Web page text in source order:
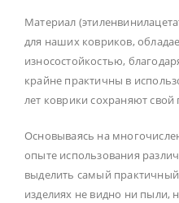
Материал
для наших ковриков,
износостойкостью,
крайне практичны в
лет коврики сохраняют
Основываясь на
опыте использования
выделить самый
изделиях не видно ни пыли,